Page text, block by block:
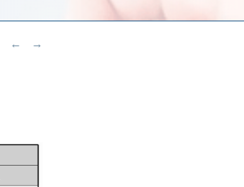
← →